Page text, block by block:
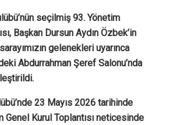
seçilmiş 93. Yönetim
Başkan Dursun Aydın Özbek’in
gelenekleri uyarınca
Abdurrahman Şeref Salonu’nda
23 Mayıs 2026 tarihinde
Genel Kurul Toplantısı neticesinde